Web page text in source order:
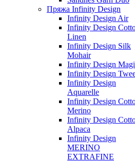
Пряжа Infinity Design
Infinity Design Air
Infinity Design
Linen
Infinity Design Silk
Mohair
Infinity Design
Infinity Design
Infinity Design
Aquarelle
Infinity Design
Merino
Infinity Design
Alpaca
Infinity Design
MERINO
EXTRAFINE